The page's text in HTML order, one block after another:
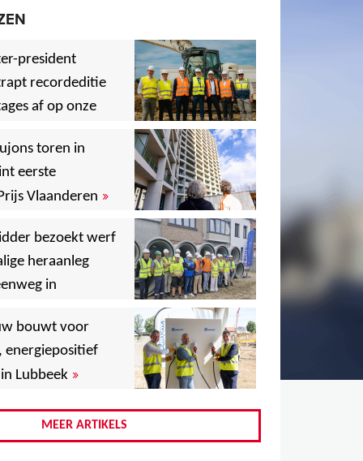
president
recordeditie
af op onze
,
,
toren in
eerste
Vlaanderen »
, ,
,
bezoekt werf
heraanleg
in
,
bouwt voor
energiepositief
Lubbeek »
MEER ARTIKELS